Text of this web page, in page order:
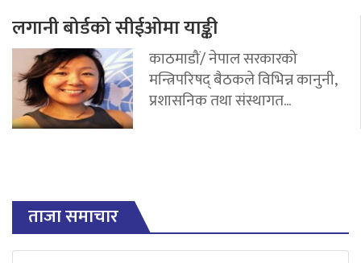
लगानी बोर्डको सीईओमा याङ्की
काठमाडौं/ नेपाल सरकारको
मन्त्रिपरिषद् बैठकले विभिन्न कानुनी,
प्रशासनिक तथा संस्थागत...
ताजा समाचार